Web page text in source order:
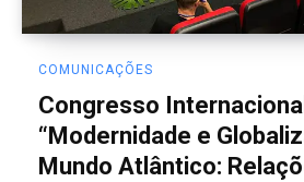
COMUNICAÇÕES
Congresso Internacional
“Modernidade e
Mundo Atlântico: